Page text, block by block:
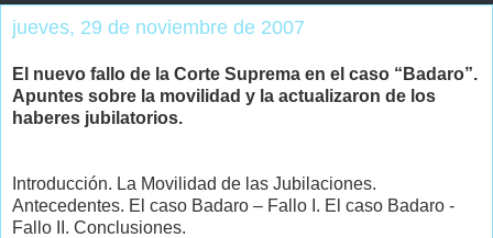
jueves, 29 de noviembre de 2007
El nuevo fallo de la Corte Suprema en el caso “Badaro”.
Apuntes sobre la movilidad y la actualizaron de los
haberes jubilatorios.
Introducción. La Movilidad de las Jubilaciones.
Antecedentes. El caso Badaro – Fallo I. El caso Badaro -
Fallo II. Conclusiones.